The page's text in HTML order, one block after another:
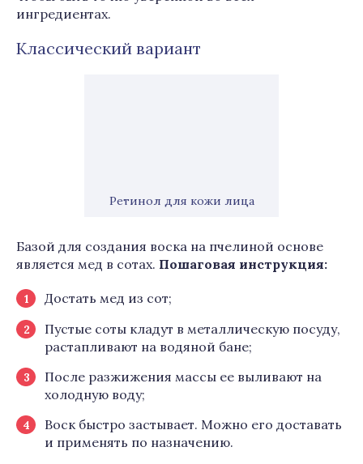
ингредиентах.
Классический вариант
Ретинол для кожи лица
Базой для создания воска на пчелиной основе
является мед в сотах. Пошаговая инструкция:
Достать мед из сот;
Пустые соты кладут в металлическую посуду,
растапливают на водяной бане;
После разжижения массы ее выливают на
холодную воду;
Воск быстро застывает. Можно его доставать
и применять по назначению.